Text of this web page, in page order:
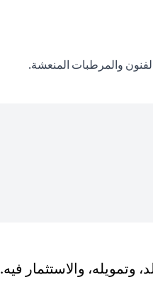
والمرطبات المنعشة.
والاستثمار فيه.